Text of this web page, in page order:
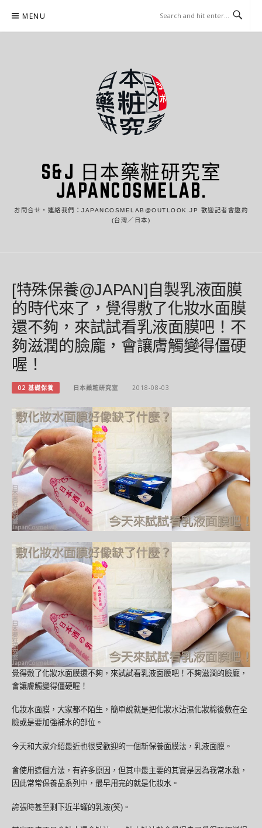
content
MENU
S&J 日本藥粧研究室
JAPANCOSMELAB.
お問合せ・連絡我們：JAPANCOSMELAB@OUTLOOK.JP 歡迎記者會邀約
(台灣／日本)
[特殊保養@JAPAN]自製乳液面膜
的時代來了，覺得敷了化妝水面膜
還不夠，來試試看乳液面膜吧！不
夠滋潤的臉龐，會讓膚觸變得僵硬
喔！
02 基礎保養 日本藥粧研究室 2018-08-03
覺得敷了化妝水面膜還不夠，來試試看乳液面膜吧！不夠滋潤的臉龐，
會讓膚觸變得僵硬喔！
化妝水面膜，大家都不陌生，簡單說就是把化妝水沾濕化妝棉後敷在全
臉或是要加強補水的部位。
今天和大家介紹最近也很受歡迎的一個新保養面膜法，乳液面膜。
會使用這個方法，有許多原因，但其中最主要的其實是因為我常水敷，
因此常常保養品系列中，最早用完的就是化妝水。
誇張時甚至剩下近半罐的乳液(笑)。